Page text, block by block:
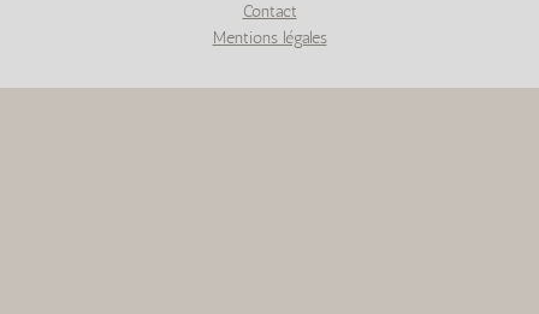
Contact
Mentions légales